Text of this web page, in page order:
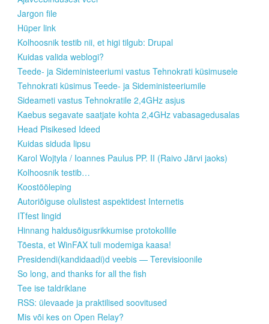
Jargon file
Hüper link
Kolhoosnik testib nii, et higi tilgub: Drupal
Kuidas valida weblogi?
Teede- ja Sideministeeriumi vastus Tehnokrati küsimusele
Tehnokrati küsimus Teede- ja Sideministeeriumile
Sideameti vastus Tehnokratile 2,4GHz asjus
Kaebus segavate saatjate kohta 2,4GHz vabasagedusalas
Head Pisikesed Ideed
Kuidas siduda lipsu
Karol Wojtyla / Ioannes Paulus PP. II (Raivo Järvi jaoks)
Kolhoosnik testib…
Koostööleping
Autoriõiguse olulistest aspektidest Internetis
ITfest lingid
Hinnang haldusõigusrikkumise protokollile
Tõesta, et WinFAX tuli modemiga kaasa!
Presidendi(kandidaadi)d veebis — Terevisioonile
So long, and thanks for all the fish
Tee ise taldriklane
RSS: ülevaade ja praktilised soovitused
Mis või kes on Open Relay?